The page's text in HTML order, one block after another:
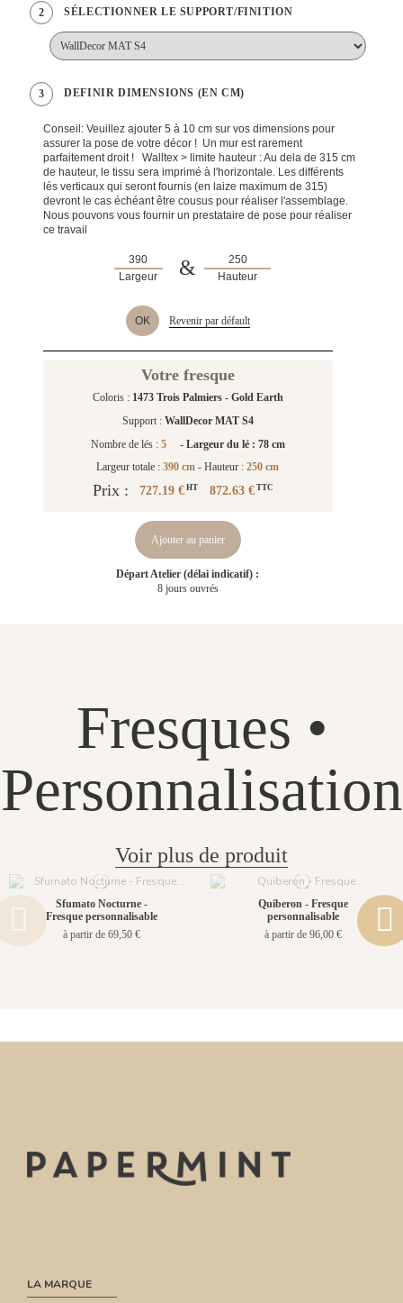
2 SÉLECTIONNER LE SUPPORT/FINITION
3 DEFINIR DIMENSIONS (EN CM)
Conseil: Veuillez ajouter 5 à 10 cm sur vos dimensions pour
assurer la pose de votre décor ! Un mur est rarement
parfaitement droit ! Walltex > limite hauteur : Au dela de 315 cm
de hauteur, le tissu sera imprimé à l'horizontale. Les différents
lés verticaux qui seront fournis (en laize maximum de 315)
devront le cas échéant être cousus pour réaliser l'assemblage.
Nous pouvons vous fournir un prestataire de pose pour réaliser
ce travail
Largeur & Hauteur
OK Revenir par défault
Votre fresque
Coloris : 1473 Trois Palmiers - Gold Earth
Support : WallDecor MAT S4
Nombre de lés : 5 - Largeur du lé : 78 cm
Largeur totale :390 cm - Hauteur :250 cm
Prix : 727.19 € HT 872.63 €TTC
Ajouter au panier
Départ Atelier (délai indicatif) :
8 jours ouvrés
Fresques •
Personnalisation
Voir plus de produit
Sfumato Nocturne -
Fresque personnalisable
à partir de 69,50 €
Quiberon - Fresque
personnalisable
à partir de 96,00 €
LA MARQUE